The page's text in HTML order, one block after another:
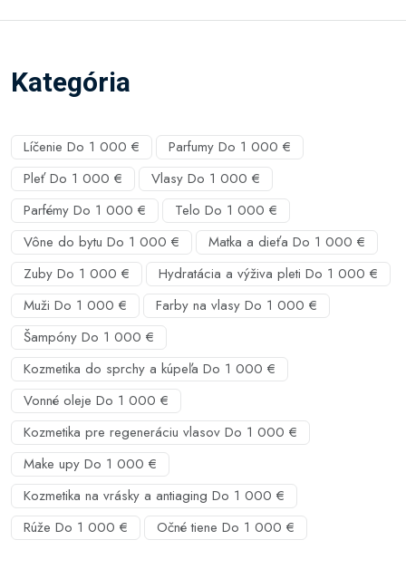
Kategória
Líčenie Do 1 000 €
Parfumy Do 1 000 €
Pleť Do 1 000 €
Vlasy Do 1 000 €
Parfémy Do 1 000 €
Telo Do 1 000 €
Vône do bytu Do 1 000 €
Matka a dieťa Do 1 000 €
Zuby Do 1 000 €
Hydratácia a výživa pleti Do 1 000 €
Muži Do 1 000 €
Farby na vlasy Do 1 000 €
Šampóny Do 1 000 €
Kozmetika do sprchy a kúpeľa Do 1 000 €
Vonné oleje Do 1 000 €
Kozmetika pre regeneráciu vlasov Do 1 000 €
Make upy Do 1 000 €
Kozmetika na vrásky a antiaging Do 1 000 €
Rúže Do 1 000 €
Očné tiene Do 1 000 €